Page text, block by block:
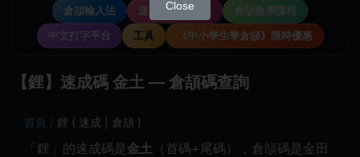
倉頡輸入法
速成輸入法教學
倉頡教學課程
中文打字平台
工具 《中小學生學倉頡》限時優惠
【鋰】速成碼 金土 — 倉頡碼查詢
首頁 鋰 ( 速成 | 倉頡 )
「鋰」的速成碼是 金土 （首碼+尾碼），倉頡碼是金田
Close